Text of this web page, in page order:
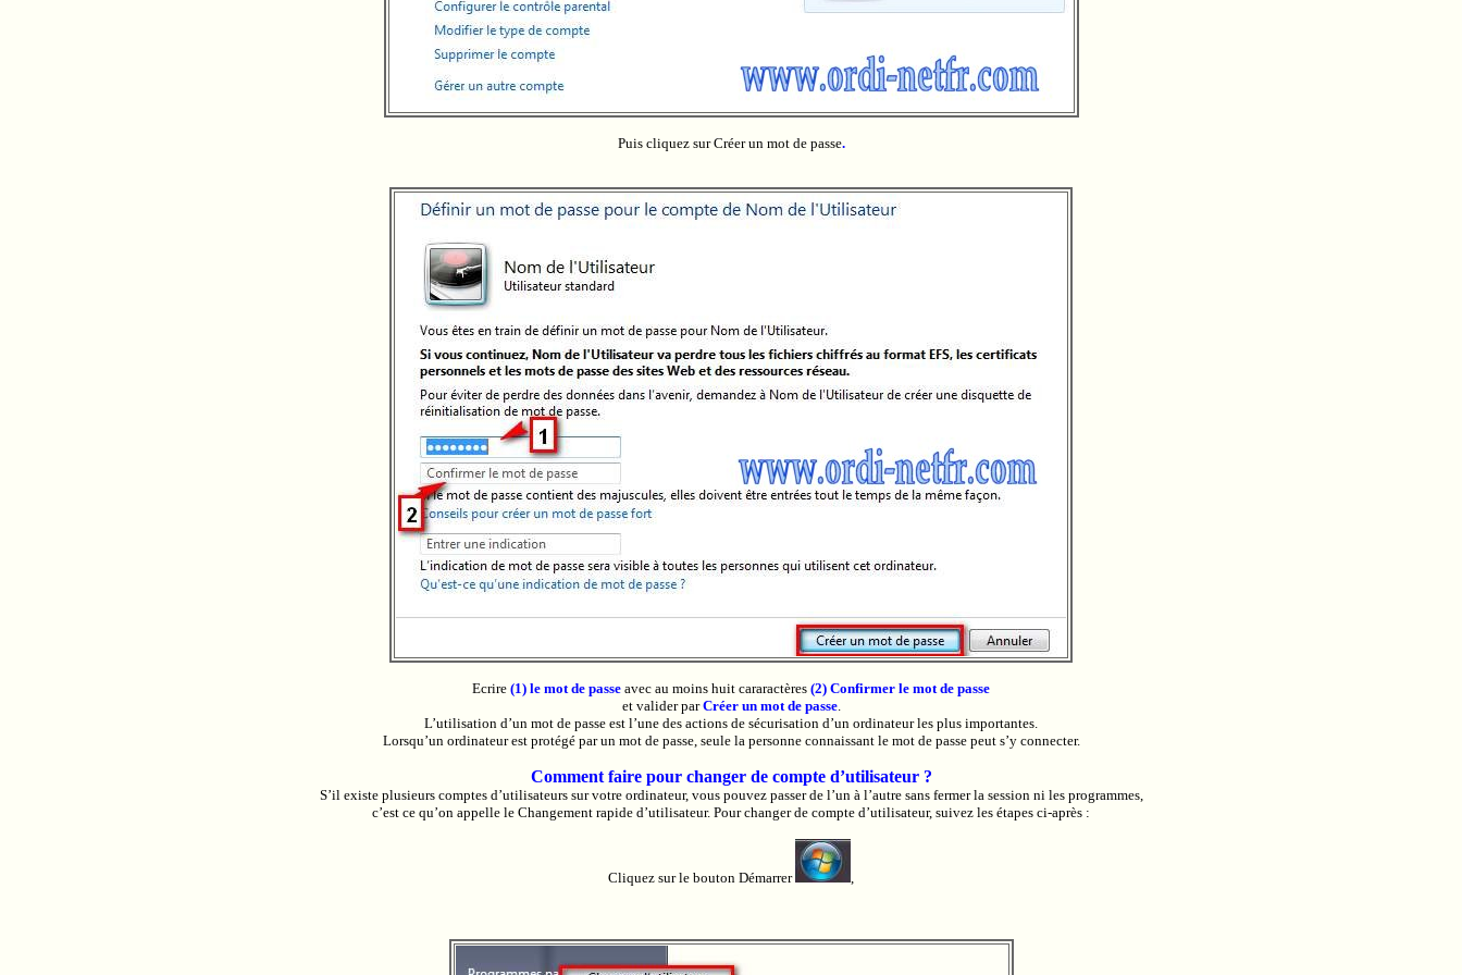
Puis cliquez sur Créer un mot de passe.
Ecrire (1) le mot de passe avec au moins huit cararactères (2) Confirmer le mot de passe
et valider parCréer un mot de passe.
L’utilisation d’un mot de passe est l’une des actions de sécurisation d’un ordinateur les plus importantes.
Lorsqu’un ordinateur est protégé par un mot de passe, seule la personne connaissant le mot de passe peut s’y connecter.
Comment faire pour changer de compte d’utilisateur ?
S’il existe plusieurs comptes d’utilisateurs sur votre ordinateur, vous pouvez passer de l’un à l’autre sans fermer la session ni les programmes,
c’est ce qu’on appelle le Changement rapide d’utilisateur. Pour changer de compte d’utilisateur, suivez les étapes ci-après :
Cliquez sur le bouton Démarrer ,